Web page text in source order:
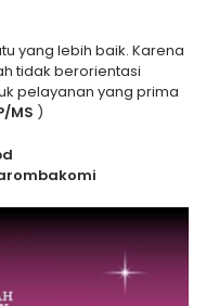
yang lebih baik. Karena
tidak berorientasi
pelayanan yang prima
MS )